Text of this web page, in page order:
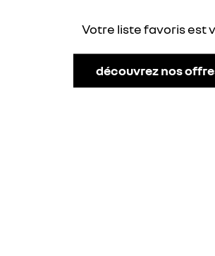
Votre liste favoris est
découvrez nos